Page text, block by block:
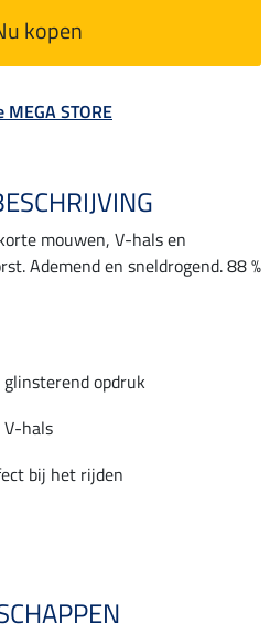
kopen
STORE
mouwen, V-hals en
Ademend en sneldrogend. 88 %
opdruk
hals
bij het rijden